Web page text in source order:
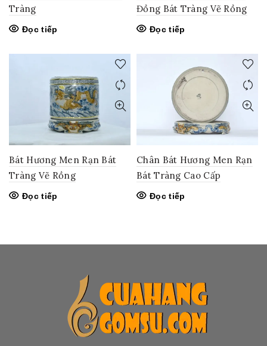
Tràng
Đọc tiếp
Đồng Bát Tràng Vẽ Rồng
Đọc tiếp
Bát Hương Men Rạn Bát
Tràng Vẽ Rồng
Đọc tiếp
Chân Bát Hương Men Rạn
Bát Tràng Cao Cấp
Đọc tiếp